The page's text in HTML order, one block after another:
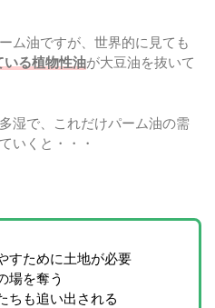
ム油ですが、世界的に見ても
る植物性油が大豆油を抜いて
湿で、これだけパーム油の需
いくと・・・
すために土地が必要
場を奪う
ちも追い出される